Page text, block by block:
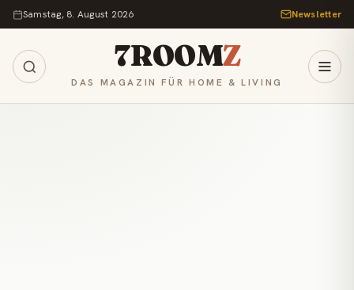
Zum Inhalt springen
Samstag, 8. August 2026 Newsletter
7ROOMZ
DAS MAGAZIN FÜR HOME & LIVING